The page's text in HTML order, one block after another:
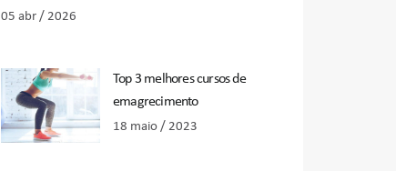
05 abr / 2026
Top 3 melhores cursos de
emagrecimento
18 maio / 2023